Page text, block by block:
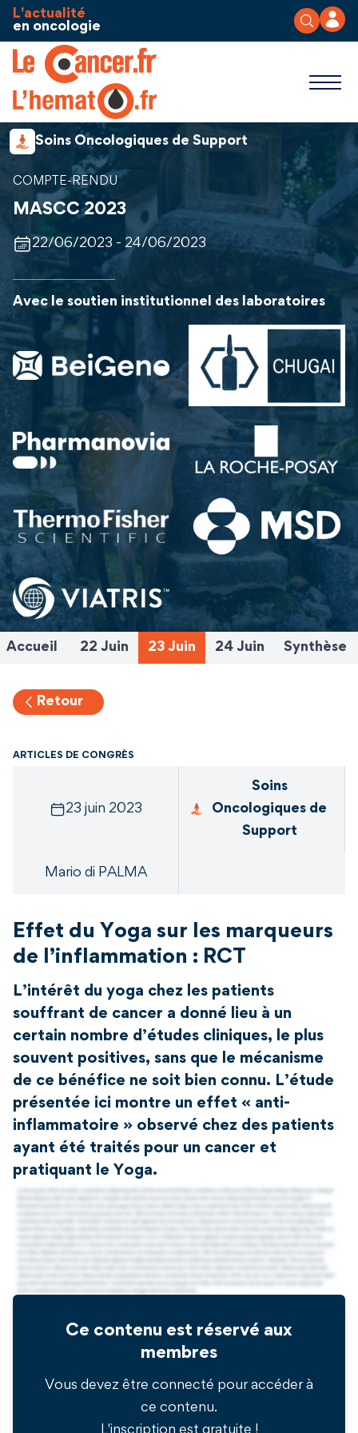
Aller au contenu
L'actualité
en oncologie
Soins Oncologiques de Support
COMPTE-RENDU
MASCC 2023
22/06/2023 - 24/06/2023
Avec le soutien institutionnel des laboratoires
Accueil 22 Juin 23 Juin 24 Juin Synthèse
Retour
ARTICLES DE CONGRÈS
23 juin 2023
Soins
Oncologiques de
Support
Mario di PALMA
Effet du Yoga sur les marqueurs
de l’inflammation : RCT
L’intérêt du yoga chez les patients
souffrant de cancer a donné lieu à un
certain nombre d’études cliniques, le plus
souvent positives, sans que le mécanisme
de ce bénéfice ne soit bien connu. L’étude
présentée ici montre un effet « anti-
inflammatoire » observé chez des patients
ayant été traités pour un cancer et
pratiquant le Yoga.
Ce contenu est réservé aux
membres
Vous devez être connecté pour accéder à
ce contenu.
L'inscription est gratuite !
Panneau de gestion des cookies